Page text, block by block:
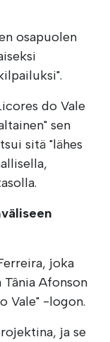
osapuolen
do Vale
sen
sitä "lähes
joka
Afonson
Vale" -logon.
ja se